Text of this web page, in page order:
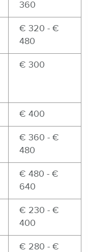
360
€ 320 - €
480
€ 300
€ 400
€ 360 - €
480
€ 480 - €
640
€ 230 - €
400
€ 280 - €